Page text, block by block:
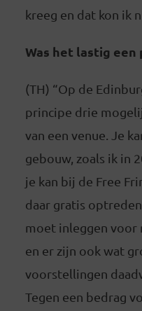
kreeg en dat kon ik
Was het lastig een
(TH) “Op de
principe drie
van een venue. Je
gebouw, zoals ik in
je kan bij de Free
daar gratis
moet inleggen voor
en er zijn ook wat
voorstellingen
Tegen een bedrag